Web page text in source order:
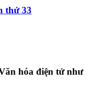
thứ 33
hóa điện tử như